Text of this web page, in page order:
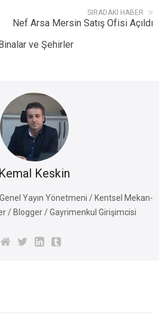
SIRADAKI HABER
Nef Arsa Mersin Satış Ofisi Açıldı
ve Şehirler
Kemal Keskin
Yayın Yönetmeni / Kentsel Mekan-
/ Blogger / Gayrimenkul Girişimcisi